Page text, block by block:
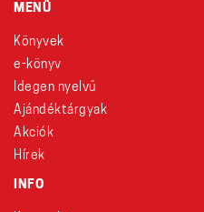
MENÜ
Könyvek
e-könyv
Idegen nyelvű
Ajándéktárgyak
Akciók
Hírek
INFO